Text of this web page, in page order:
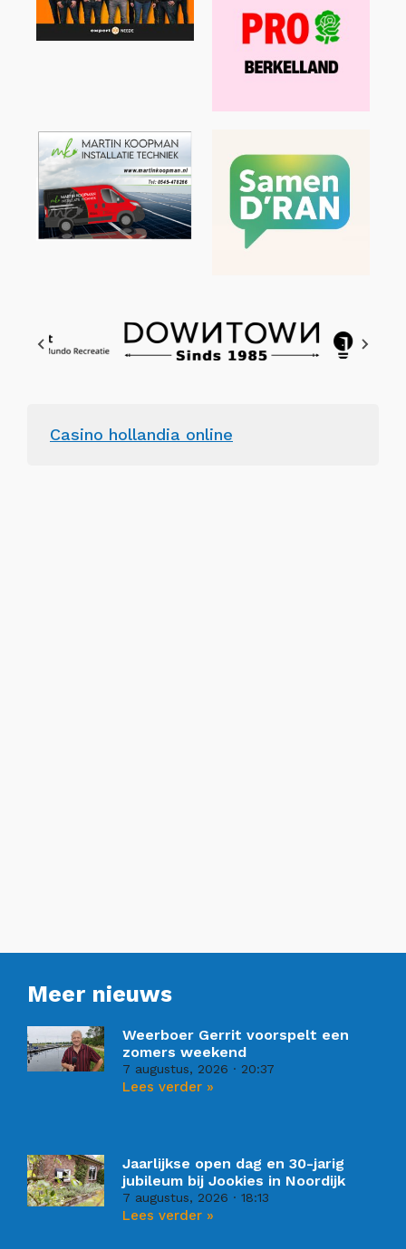
Casino hollandia online
Meer nieuws
Weerboer Gerrit voorspelt een
zomers weekend
7 augustus, 2026 20:37
Lees verder »
Jaarlijkse open dag en 30-jarig
jubileum bij Jookies in Noordijk
7 augustus, 2026 18:13
Lees verder »